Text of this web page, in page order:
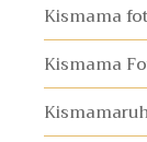
Kismama
Kismama